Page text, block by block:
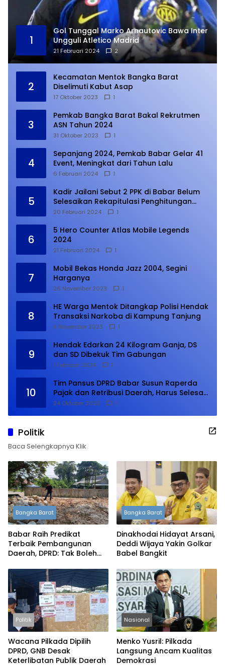
1
Gol Tunggal Marko Arnautovic Bawa Inter
Ungguli Atletico Madrid
21 Februari 2024 2
2
Kecamatan Mentok Bangka Barat
Diselimuti Kabut Asap
17 Oktober 2023 1
3
Pemkab Bangka Barat Bakal Rekrutmen
ASN Tahun 2024
31 Oktober 2023 1
4
Sepanjang 2024, Pemkab Babar Gelar 41
Event, Meningkat dari Tahun Lalu
6 Februari 2024 1
5
Kadir Jailani Sebut 2 PPK di Babar Belum
Selesaikan Rekapitulasi Penghitungan
Suara
20 Februari 2024 1
6
5 Hero Counter Atlas Mobile Legends
2024
21 Februari 2024 1
7
Mobil Bekas Honda Jazz 2004, Segini
Harganya
26 November 2023 1
8
HE Warga Mentok Ditangkap Polisi Hendak
Transaksi Narkoba di Kampung Tanjung
9 November 2023 1
9
Hendak Edarkan 24 Kilogram Ganja, DS
dan SD Dibekuk Tim Gabungan
1 Februari 2024 1
10
Tim Pansus DPRD Babar Susun Raperda
Pajak dan Retribusi Daerah, Harus Selesai
Januari 2024
24 Oktober 2023 1
Politik
Baca Selengkapnya Klik
Bangka Barat
Babar Raih Predikat
Terbaik Pembangunan
Daerah, DPRD: Tak Boleh
Bangka Barat
Dinakhodai Hidayat Arsani,
Deddi Wijaya Yakin Golkar
Babel Bangkit
Politik
Wacana Pilkada Dipilih
DPRD, GNB Desak
Keterlibatan Publik Daerah
Nasional
Menko Yusril: Pilkada
Langsung Ancam Kualitas
Demokrasi